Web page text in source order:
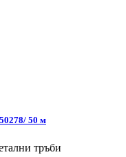
50 м
тръби